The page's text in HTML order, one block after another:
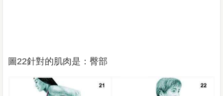
圖22針對的肌肉是：臀部